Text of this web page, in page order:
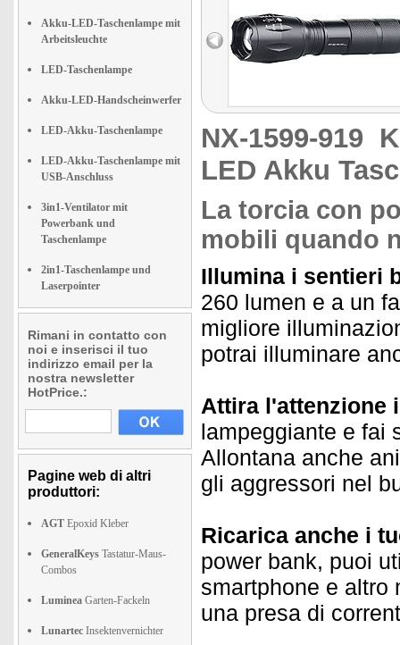
Akku-LED-Taschenlampe mit
Arbeitsleuchte
LED-Taschenlampe
Akku-LED-Handscheinwerfer
LED-Akku-Taschenlampe
LED-Akku-Taschenlampe mit
USB-Anschluss
3in1-Ventilator mit
Powerbank und
Taschenlampe
2in1-Taschenlampe und
Laserpointer
Rimani in contatto con
noi e inserisci il tuo
indirizzo email per la
nostra newsletter
HotPrice.:
Pagine web di altri
produttori:
AGT Epoxid Kleber
GeneralKeys Tastatur-Maus-
Combos
Luminea Garten-Fackeln
Lunartec Insektenvernichter
NX-1599-919
LED Akku
La torcia con
mobili quando
Illumina i sentieri
260 lumen e a un
migliore
potrai illuminare
Attira l'attenzione
lampeggiante e fai
Allontana anche
gli aggressori nel
Ricarica anche i
power bank, puoi
smartphone e altro
una presa di